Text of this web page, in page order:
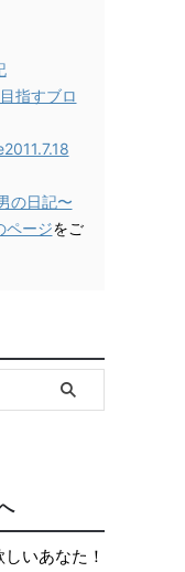
指すブロ
の日記〜
ページをご
いあなた！